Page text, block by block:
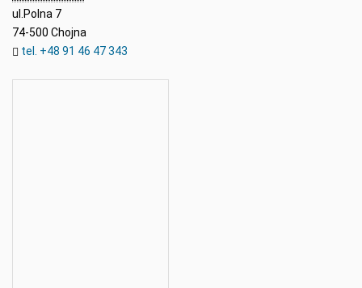
ul.Polna 7
74-500 Chojna
tel. +48 91 46 47 343